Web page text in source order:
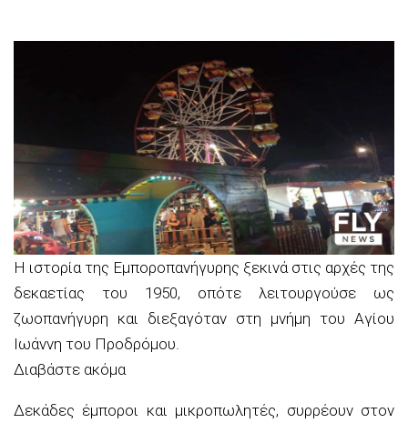
Η ιστορία της Εμποροπανήγυρης ξεκινά στις αρχές της
δεκαετίας του 1950, οπότε λειτουργούσε ως
ζωοπανήγυρη και διεξαγόταν στη μνήμη του Αγίου
Ιωάννη του Προδρόμου.
Διαβάστε ακόμα
Δεκάδες έμποροι και μικροπωλητές, συρρέουν στον